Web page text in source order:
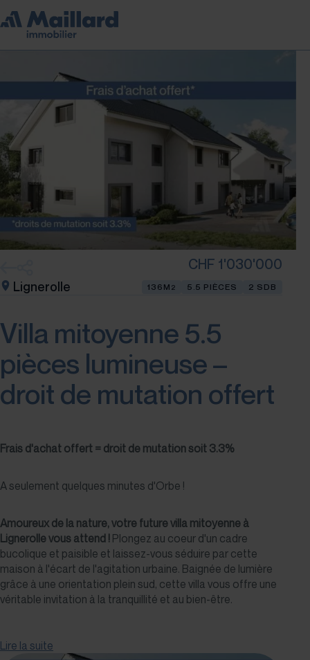
CHF 1'030'000
Lignerolle 136M 2 5.5 PIÈCES 2 SDB
Villa mitoyenne 5.5
pièces lumineuse –
droit de mutation offert
Frais d'achat offert = droit de mutation soit 3.3%
A seulement quelques minutes d'Orbe !
Amoureux de la nature, votre future villa mitoyenne à
Lignerolle vous attend ! Plongez au coeur d'un cadre
bucolique et paisible et laissez-vous séduire par cette
maison à l'écart de l'agitation urbaine. Baignée de lumière
grâce à une orientation plein sud, cette villa vous offre une
véritable invitation à la tranquillité et au bien-être.
Lire la suite